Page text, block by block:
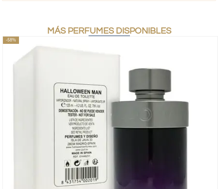
MÁS PERFUMES DISPONIBLES
-58%